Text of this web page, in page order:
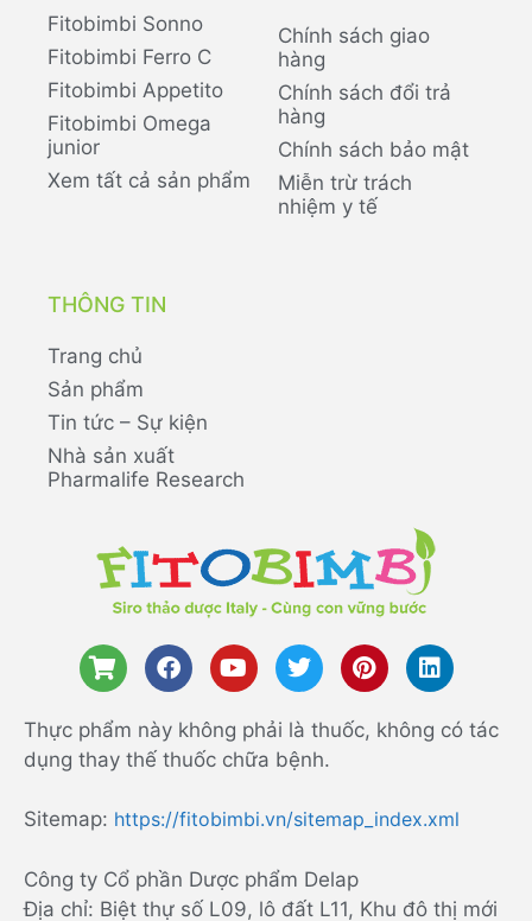
Fitobimbi Sonno
Fitobimbi Ferro C
Fitobimbi Appetito
Fitobimbi Omega
junior
Xem tất cả sản phẩm
Chính sách giao
hàng
Chính sách đổi trả
hàng
Chính sách bảo mật
Miễn trừ trách
nhiệm y tế
THÔNG TIN
Trang chủ
Sản phẩm
Tin tức – Sự kiện
Nhà sản xuất
Pharmalife Research
Thực phẩm này không phải là thuốc, không có tác
dụng thay thế thuốc chữa bệnh.
Sitemap: https://fitobimbi.vn/sitemap_index.xml
Công ty Cổ phần Dược phẩm Delap
Địa chỉ: Biệt thự số L09, lô đất L11, Khu đô thị mới